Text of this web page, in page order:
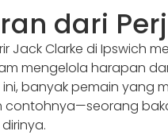
dari
Jack Clarke di Ipswich
mengelola harapan
banyak pemain yang
contohnya—seorang